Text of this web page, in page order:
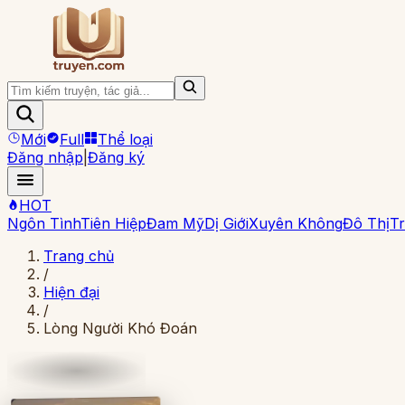
Mới Full
Thể loại
Đăng nhập Đăng ký
HOT
Ngôn TìnhTiên HiệpĐam MỹDị GiớiXuyên KhôngĐô Thị
Trang chủ
/
Hiện đại
/
Lòng Người Khó Đoán